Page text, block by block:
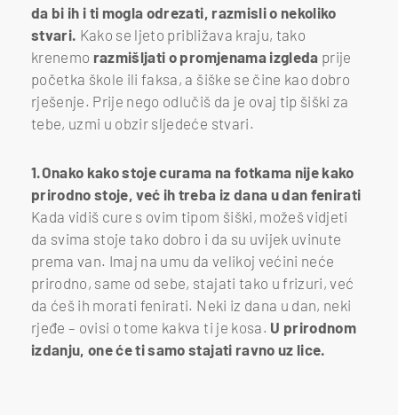
da bi ih i ti mogla odrezati, razmisli o nekoliko
stvari. Kako se ljeto približava kraju, tako
krenemo razmišljati o promjenama izgleda prije
početka škole ili faksa, a šiške se čine kao dobro
rješenje. Prije nego odlučiš da je ovaj tip šiški za
tebe, uzmi u obzir sljedeće stvari.
1.Onako kako stoje curama na fotkama nije kako
prirodno stoje, već ih treba iz dana u dan fenirati
Kada vidiš cure s ovim tipom šiški, možeš vidjeti
da svima stoje tako dobro i da su uvijek uvinute
prema van. Imaj na umu da velikoj većini neće
prirodno, same od sebe, stajati tako u frizuri, već
da ćeš ih morati fenirati. Neki iz dana u dan, neki
rjeđe – ovisi o tome kakva ti je kosa. U prirodnom
izdanju, one će ti samo stajati ravno uz lice.